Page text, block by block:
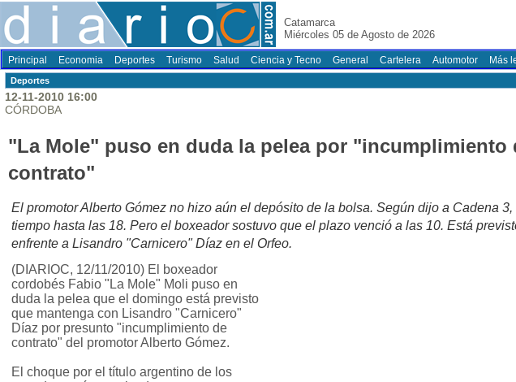
Catamarca
Miércoles 05 de Agosto de 2026
Principal Economia Deportes Turismo Salud Ciencia y Tecno General Cartelera Automotor Más
Deportes
12-11-2010 16:00
CÓRDOBA
"La Mole" puso en duda la pelea por "incumplimiento
contrato"
El promotor Alberto Gómez no hizo aún el depósito de la bolsa. Según dijo a Cadena 3,
tiempo hasta las 18. Pero el boxeador sostuvo que el plazo venció a las 10. Está
enfrente a Lisandro "Carnicero" Díaz en el Orfeo.
(DIARIOC, 12/11/2010) El boxeador
cordobés Fabio "La Mole" Moli puso en
duda la pelea que el domingo está previsto
que mantenga con Lisandro "Carnicero"
Díaz por presunto "incumplimiento de
contrato" del promotor Alberto Gómez.
El choque por el título argentino de los